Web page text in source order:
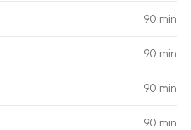
90 min
90 min
90 min
90 min